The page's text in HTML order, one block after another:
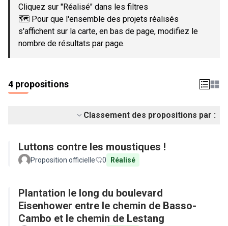
Cliquez sur "Réalisé" dans les filtres
🗺️ Pour que l'ensemble des projets réalisés
s'affichent sur la carte, en bas de page, modifiez le
nombre de résultats par page.
4 propositions
Classement des propositions par :
Luttons contre les moustiques !
Proposition officielle 0 Réalisé
Plantation le long du boulevard
Eisenhower entre le chemin de Basso-
Cambo et le chemin de Lestang